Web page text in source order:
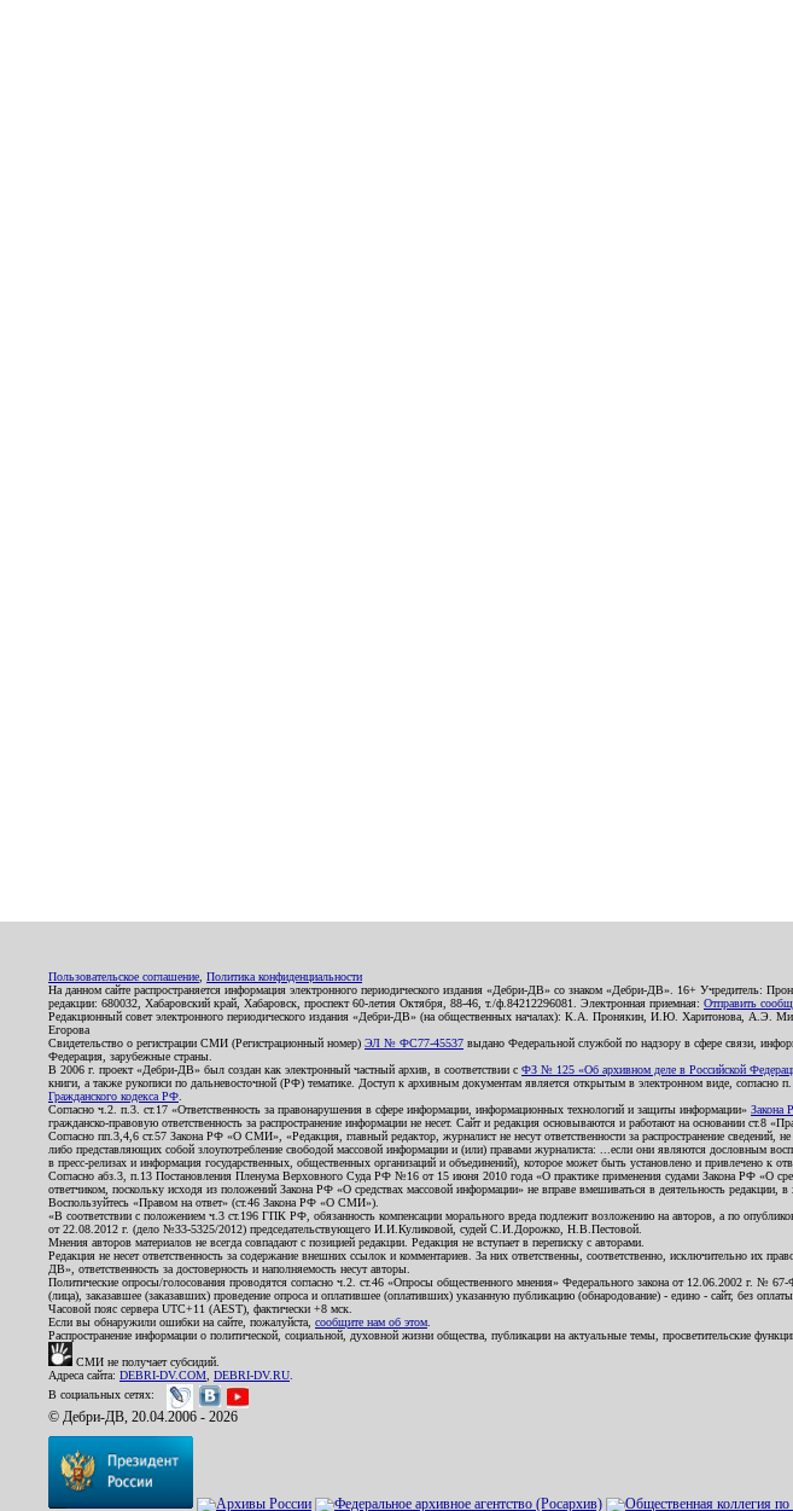
Пользовательское соглашение Политика конфиденциальности
На данном сайте распространяется информация электронного периодического издания «Дебри-ДВ» со знаком «Дебри-ДВ». 16+
редакции: 680032, Хабаровский край, Хабаровск, проспект 60-летия Октября, 88-46, т./ф.84212296081. Электронная приемная: Отправить
Редакционный совет электронного периодического издания «Дебри-ДВ» (на общественных началах): К.А. Пронякин, И.Ю.
Егорова
Свидетельство о регистрации СМИ (Регистрационный номер) ЭЛ № ФС77-45537 выдано Федеральной службой по надзору в сфере связи,
Федерация, зарубежные страны.
В 2006 г. проект «Дебри-ДВ» был создан как электронный частный архив, в соответствии с ФЗ № 125 «Об архивном деле в Российской
книги, а также рукописи по дальневосточной (РФ) тематике. Доступ к архивным документам является открытым в электронном виде, согласно
Гражданского кодекса РФ
Согласно ч.2. п.3. ст.17 «Ответственность за правонарушения в сфере информации, информационных технологий и защиты информации» Закона
гражданско-правовую ответственность за распространение информации не несет. Сайт и редакция основываются и работают на основании ст.8
Согласно пп.3,4,6 ст.57 Закона РФ «О СМИ», «Редакция, главный редактор, журналист не несут ответственности за распространение
либо представляющих собой злоупотребление свободой массовой информации и (или) правами журналиста: ...если они являются дословным
в пресс-релизах и информация государственных, общественных организаций и объединений), которое может быть установлено и привлечено к
Согласно абз.3, п.13 Постановления Пленума Верховного Суда РФ №16 от 15 июня 2010 года «О практике применения судами Закона РФ «О
ответчиком, поскольку исходя из положений Закона РФ «О средствах массовой информации» не вправе вмешиваться в деятельность редакции, в
Воспользуйтесь «Правом на ответ» (ст.46 Закона РФ «О СМИ»).
«В соответствии с положением ч.3 ст.196 ГПК РФ, обязанность компенсации морального вреда подлежит возложению на авторов, а по
от 22.08.2012 г. (дело №33-5325/2012) председательствующего И.И.Куликовой, судей С.И.Дорожко, Н.В.Пестовой.
Мнения авторов материалов не всегда совпадают с позицией редакции. Редакция не вступает в переписку с авторами.
Редакция не несет ответственность за содержание внешних ссылок и комментариев. За них ответственны, соответственно, исключительно
ДВ», ответственность за достоверность и наполняемость несут авторы.
Политические опросы/голосования проводятся согласно ч.2. ст.46 «Опросы общественного мнения» Федерального закона от 12.06.2002 г. №
(лица), заказавшее (заказавших) проведение опроса и оплатившее (оплативших) указанную публикацию (обнародование) - едино - сайт, без оплаты
Часовой пояс сервера UTC+11 (AEST), фактически +8 мск.
Если вы обнаружили ошибки на сайте, пожалуйста, сообщите нам об этом
Распространение информации о политической, социальной, духовной жизни общества, публикации на актуальные темы, просветительские
СМИ не получает субсидий.
Адреса сайта: DEBRI-DV.COM DEBRI-DV.RU
В социальных сетях:
© Дебри-ДВ, 20.04.2006 - 2026